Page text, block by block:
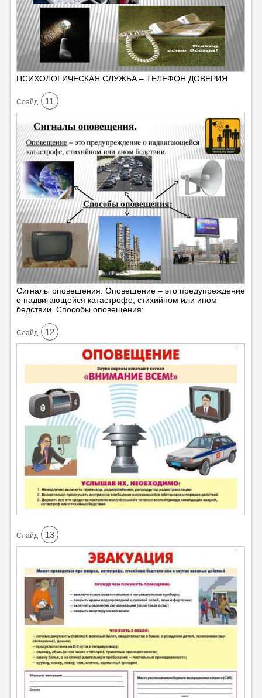
ПСИХОЛОГИЧЕСКАЯ СЛУЖБА – ТЕЛЕФОН ДОВЕРИЯ
Cлайд 11
Сигналы оповещения. Оповещение – это предупреждение
о надвигающейся катастрофе, стихийном или ином
бедствии. Способы оповещения:
Cлайд 12
Cлайд 13